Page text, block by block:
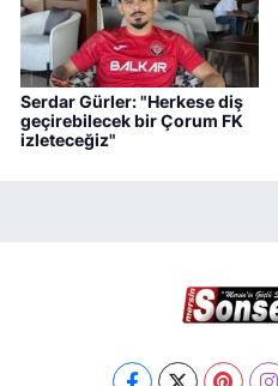
Serdar Gürler: "Herkese diş
geçirebilecek bir Çorum FK
izleteceğiz"